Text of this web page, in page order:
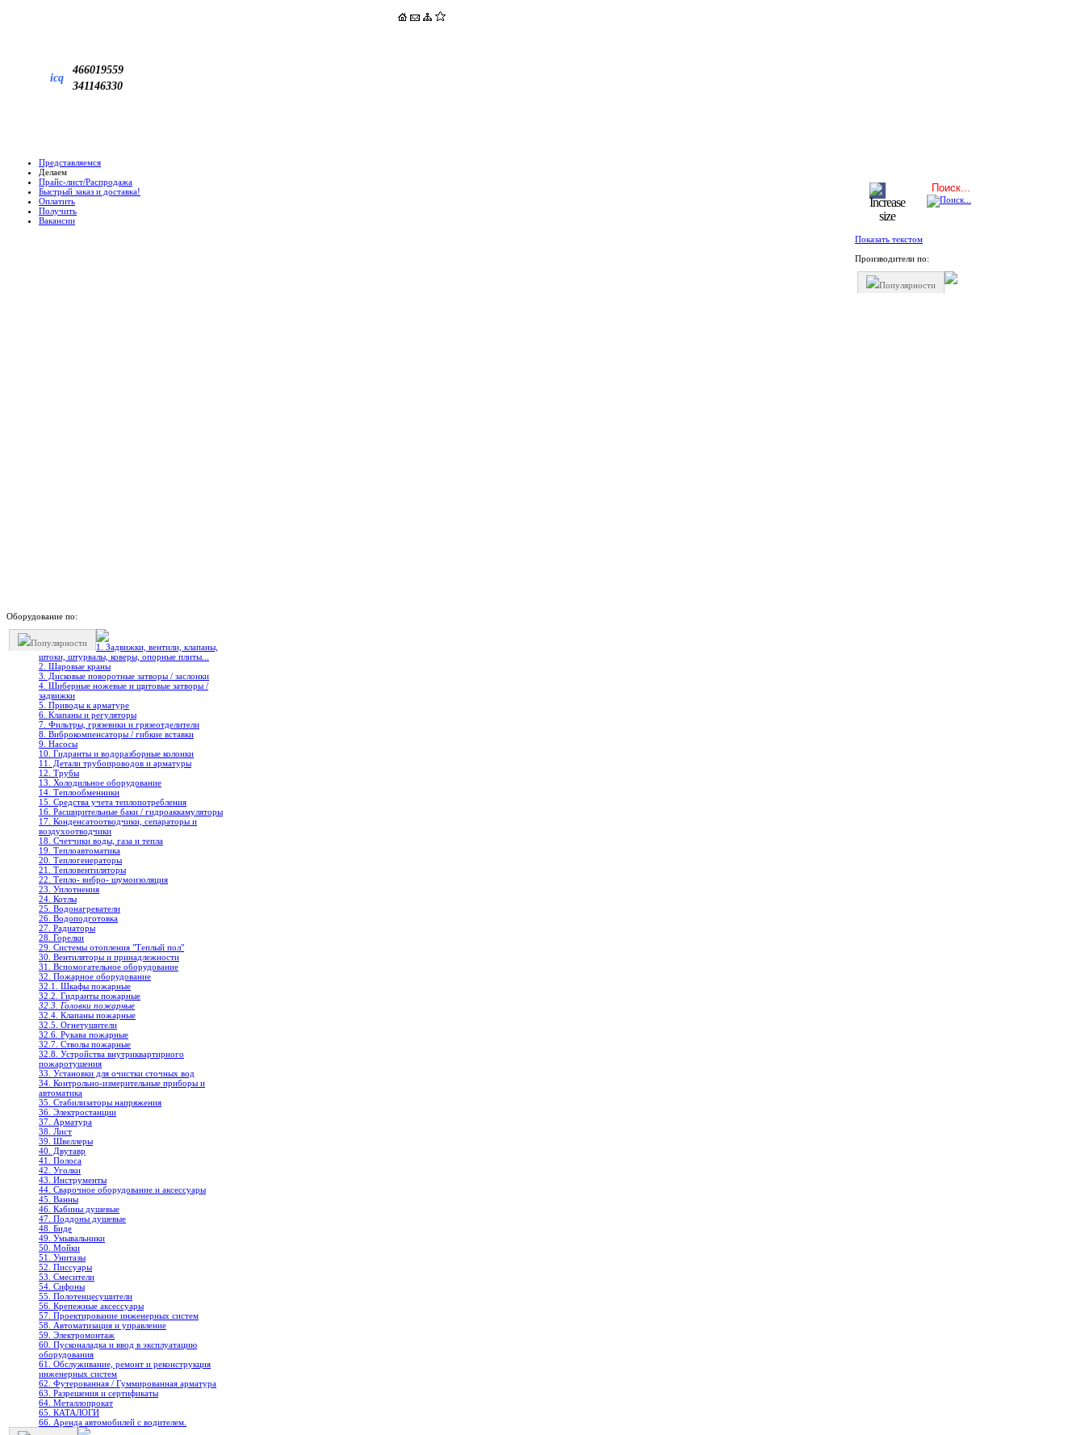
icq
466019559
341146330
Представляемся
Делаем
Прайс-лист/Распродажа
Быстрый заказ и доставка!
Оплатить
Получить
Вакансии
Оборудование по:
Популярности
1. Задвижки, вентили, клапаны,
штоки, штурвалы, коверы, опорные плиты...
2. Шаровые краны
3. Дисковые поворотные затворы / заслонки
4. Шиберные ножевые и щитовые затворы /
задвижки
5. Приводы к арматуре
6. Клапаны и регуляторы
7. Фильтры, грязевики и грязеотделители
8. Виброкомпенсаторы / гибкие вставки
9. Насосы
10. Гидранты и водоразборные колонки
11. Детали трубопроводов и арматуры
12. Трубы
13. Холодильное oборудование
14. Теплообменники
15. Средства учета теплопотребления
16. Расширительные баки / гидроаккамуляторы
17. Конденсатоотводчики, сепараторы и
воздухоотводчики
18. Счетчики воды, газа и тепла
19. Теплоавтоматика
20. Теплогенераторы
21. Тепловентиляторы
22. Тепло- вибро- шумоизоляция
23. Уплотнения
24. Котлы
25. Водонагреватели
26. Водоподготовка
27. Радиаторы
28. Горелки
29. Системы отопления "Теплый пол"
30. Вентиляторы и принадлежности
31. Вспомогательное оборудование
32. Пожарное оборудование
32.1. Шкафы пожарные
32.2. Гидранты пожарные
32.3. Головки пожарные
32.4. Клапаны пожарные
32.5. Огнетушители
32.6. Рукава пожарные
32.7. Стволы пожарные
32.8. Устройства внутриквартирного
пожаротушения
33. Установки для очистки сточных вод
34. Контрольно-измерительные приборы и
автоматика
35. Стабилизаторы напряжения
36. Электростанции
37. Арматура
38. Лист
39. Швеллеры
40. Двутавр
41. Полоса
42. Уголки
43. Инструменты
44. Сварочное оборудование и аксессуары
45. Ванны
46. Кабины душевые
47. Поддоны душевые
48. Биде
49. Умывальники
50. Мойки
51. Унитазы
52. Писсуары
53. Смесители
54. Сифоны
55. Полотенцесушители
56. Крепежные аксессуары
57. Проектирование инженерных систем
58. Автоматизация и управление
59. Электромонтаж
60. Пусконаладка и ввод в эксплуатацию
оборудования
61. Обслуживание, ремонт и реконструкция
инженерных систем
62. Футерованная / Гуммированная арматура
63. Разрешения и сертификаты
64. Металлопрокат
65. КАТАЛОГИ
66. Аренда автомобилей с водителем.
Показать текстом
Производители по:
Популярности